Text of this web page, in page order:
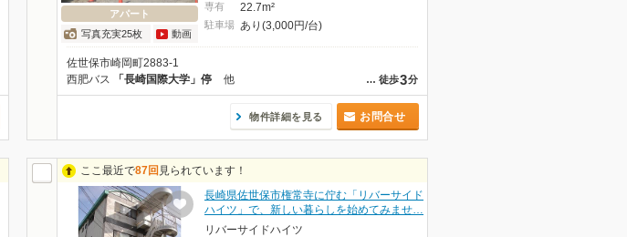
アパート
写真充実25枚
動画
専有 22.7m²
駐車場 あり(3,000円/台)
佐世保市崎岡町2883-1
… 徒歩3分
西肥バス 「長崎国際大学」停 他
物件詳細を見る お問合せ
ここ最近で87回 見られています！
長崎県佐世保市権常寺に佇む「リバーサイド
ハイツ」で、新しい暮らしを始めてみませ…
リバーサイドハイツ